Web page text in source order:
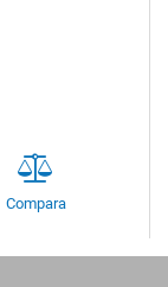
Compara